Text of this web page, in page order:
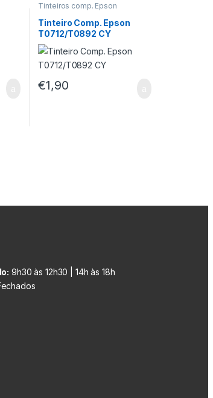
Tinteiros comp. Epson
Tinteiro Comp. Epson
T0712/T0892 CY
€1,90
9h30 às 12h30 | 14h às 18h